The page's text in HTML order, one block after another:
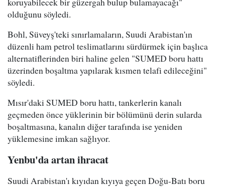
olduğunu söyledi.
Bohl, Süveyş'teki sınırlamaların, Suudi Arabistan'ın
düzenli ham petrol teslimatlarını sürdürmek için başlıca
alternatiflerinden biri haline gelen "SUMED boru hattı
üzerinden boşaltma yapılarak kısmen telafi edileceğini"
söyledi.
Mısır'daki SUMED boru hattı, tankerlerin kanalı
geçmeden önce yüklerinin bir bölümünü derin sularda
boşaltmasına, kanalın diğer tarafında ise yeniden
yüklemesine imkan sağlıyor.
Yenbu'da artan ihracat
Suudi Arabistan'ı kıyıdan kıyıya geçen Doğu-Batı boru